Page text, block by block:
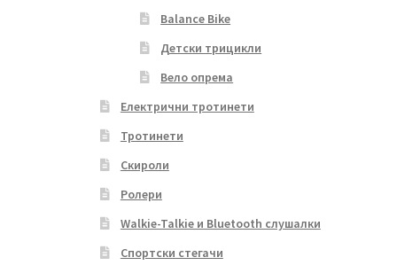
Balance Bike
Детски трицикли
Вело опрема
Електрични тротинети
Тротинети
Скироли
Ролери
Walkie-Talkie и Bluetooth слушалки
Спортски стегачи